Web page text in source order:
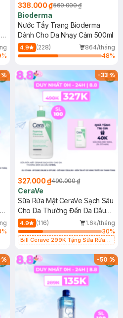
%
338.000 ₫560.000 ₫
Bioderma
Nước Tẩy Trang Bioderma
Dành Cho Da Nhạy Cảm 500ml
4.9 (228)
864/tháng
48%
%
%
-33%
327.000 ₫490.000 ₫
CeraVe
Sữa Rửa Mặt CeraVe Sạch Sâu
Cho Da Thường Đến Da Dầu
473ml
4.9 (116)
1.6k/tháng
30%
Bill Cerave 299K Tặng Sữa Rửa
% -50%